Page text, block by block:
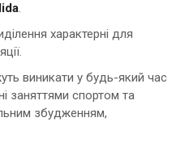
.
характерні для
виникати у будь-який час
заняттями спортом та
збудженням,